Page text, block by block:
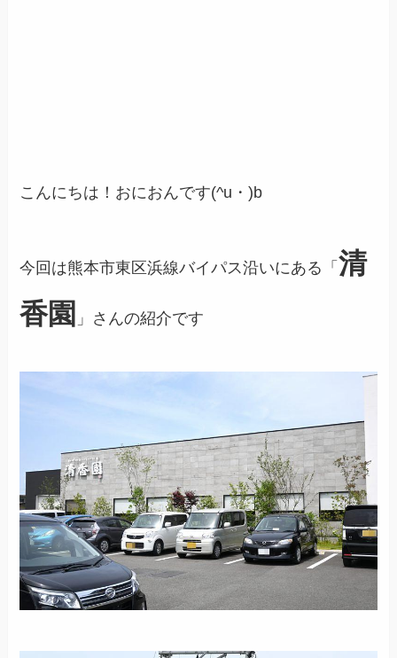
こんにちは！おにおんです(^u・)b
今回は熊本市東区浜線バイパス沿いにある「 清
香園 」さんの紹介です